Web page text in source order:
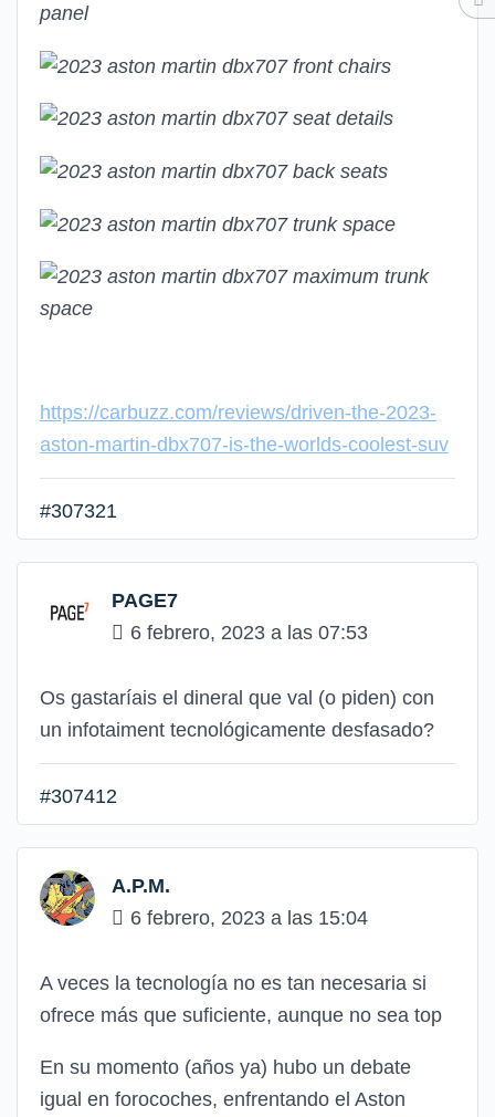
https://carbuzz.com/reviews/driven-the-2023-
aston-martin-dbx707-is-the-worlds-coolest-suv
#307321
PAGE7
6 febrero, 2023 a las 07:53
Os gastaríais el dineral que val (o piden) con
un infotaiment tecnológicamente desfasado?
#307412
A.P.M.
6 febrero, 2023 a las 15:04
A veces la tecnología no es tan necesaria si
ofrece más que suficiente, aunque no sea top
En su momento (años ya) hubo un debate
igual en forocoches, enfrentando el Aston